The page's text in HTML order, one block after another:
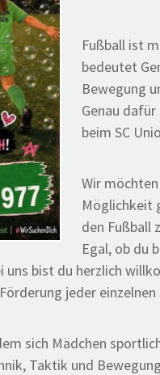
Fußball ist
bedeutet
Bewegung
Genau
beim SC
Wir
Möglichkeit
den Fußball
Egal, ob du
bist du herzlich
jeder einzelnen
sich Mädchen
Taktik und